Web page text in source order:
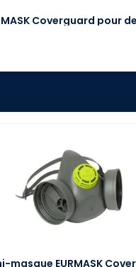
Coverguard pour
masque EURMASK